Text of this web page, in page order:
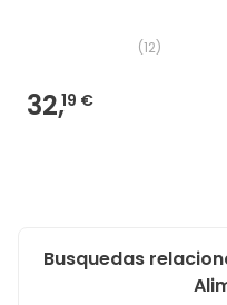
(12)
32,19 €
Busquedas